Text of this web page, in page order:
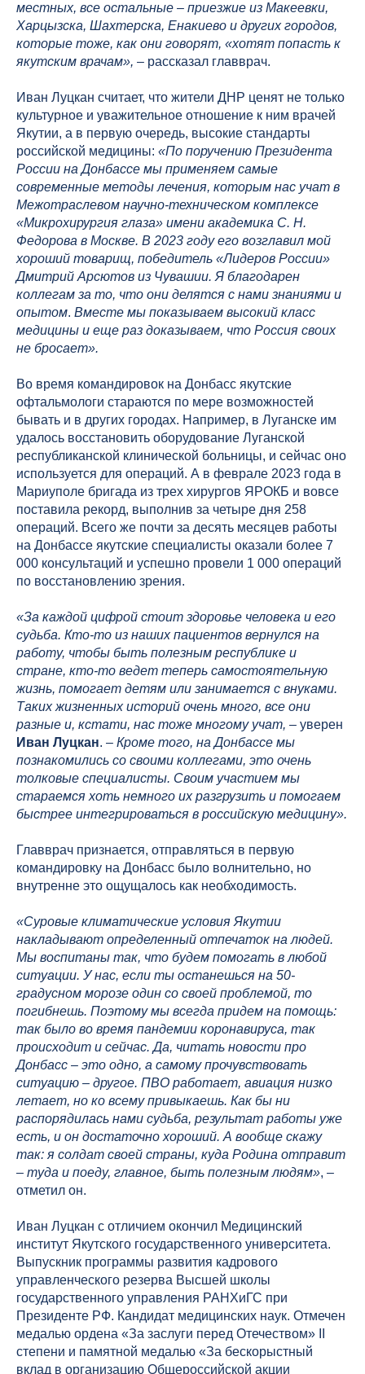
местных, все остальные – приезжие из Макеевки,
Харцызска, Шахтерска, Енакиево и других городов,
которые тоже, как они говорят, «хотят попасть к
якутским врачам», – рассказал главврач.
Иван Луцкан считает, что жители ДНР ценят не только
культурное и уважительное отношение к ним врачей
Якутии, а в первую очередь, высокие стандарты
российской медицины: «По поручению Президента
России на Донбассе мы применяем самые
современные методы лечения, которым нас учат в
Межотраслевом научно-техническом комплексе
«Микрохирургия глаза» имени академика С. Н.
Федорова в Москве. В 2023 году его возглавил мой
хороший товарищ, победитель «Лидеров России»
Дмитрий Арсютов из Чувашии. Я благодарен
коллегам за то, что они делятся с нами знаниями и
опытом. Вместе мы показываем высокий класс
медицины и еще раз доказываем, что Россия своих
не бросает».
Во время командировок на Донбасс якутские
офтальмологи стараются по мере возможностей
бывать и в других городах. Например, в Луганске им
удалось восстановить оборудование Луганской
республиканской клинической больницы, и сейчас оно
используется для операций. А в феврале 2023 года в
Мариуполе бригада из трех хирургов ЯРОКБ и вовсе
поставила рекорд, выполнив за четыре дня 258
операций. Всего же почти за десять месяцев работы
на Донбассе якутские специалисты оказали более 7
000 консультаций и успешно провели 1 000 операций
по восстановлению зрения.
«За каждой цифрой стоит здоровье человека и его
судьба. Кто-то из наших пациентов вернулся на
работу, чтобы быть полезным республике и
стране, кто-то ведет теперь самостоятельную
жизнь, помогает детям или занимается с внуками.
Таких жизненных историй очень много, все они
разные и, кстати, нас тоже многому учат, – уверен
Иван Луцкан. – Кроме того, на Донбассе мы
познакомились со своими коллегами, это очень
толковые специалисты. Своим участием мы
стараемся хоть немного их разгрузить и помогаем
быстрее интегрироваться в российскую медицину».
Главврач признается, отправляться в первую
командировку на Донбасс было волнительно, но
внутренне это ощущалось как необходимость.
«Суровые климатические условия Якутии
накладывают определенный отпечаток на людей.
Мы воспитаны так, что будем помогать в любой
ситуации. У нас, если ты останешься на 50-
градусном морозе один со своей проблемой, то
погибнешь. Поэтому мы всегда придем на помощь:
так было во время пандемии коронавируса, так
происходит и сейчас. Да, читать новости про
Донбасс – это одно, а самому прочувствовать
ситуацию – другое. ПВО работает, авиация низко
летает, но ко всему привыкаешь. Как бы ни
распорядилась нами судьба, результат работы уже
есть, и он достаточно хороший. А вообще скажу
так: я солдат своей страны, куда Родина отправит
– туда и поеду, главное, быть полезным людям», –
отметил он.
Иван Луцкан с отличием окончил Медицинский
институт Якутского государственного университета.
Выпускник программы развития кадрового
управленческого резерва Высшей школы
государственного управления РАНХиГС при
Президенте РФ. Кандидат медицинских наук. Отмечен
медалью ордена «За заслуги перед Отечеством» II
степени и памятной медалью «За бескорыстный
вклад в организацию Общероссийской акции